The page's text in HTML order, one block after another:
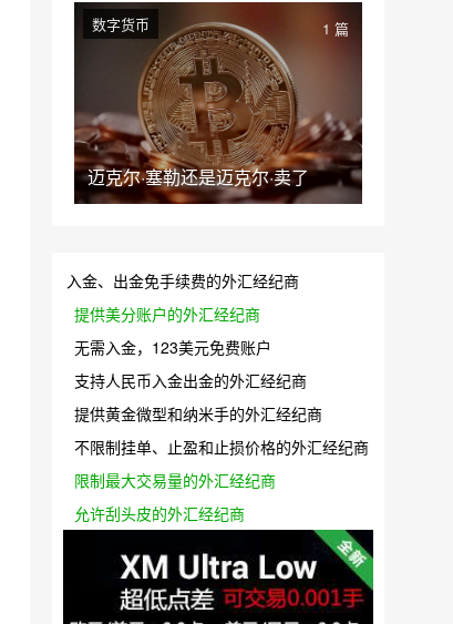
迈克尔·塞勒还是迈克尔·卖了
数字货币 1 篇
入金、出金免手续费的外汇经纪商
提供美分账户的外汇经纪商
无需入金，123美元免费账户
支持人民币入金出金的外汇经纪商
提供黄金微型和纳米手的外汇经纪商
不限制挂单、止盈和止损价格的外汇经纪商
限制最大交易量的外汇经纪商
允许刮头皮的外汇经纪商